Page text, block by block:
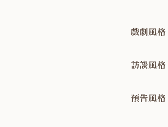
戲劇風格
訪談風格
預告風格